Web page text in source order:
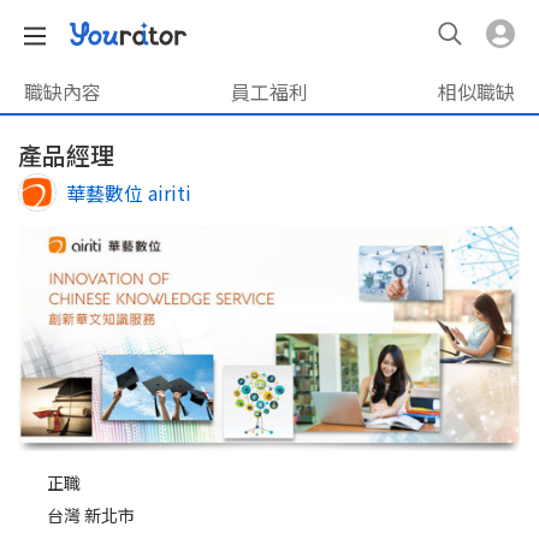
職缺內容 員工福利 相似職缺
產品經理
華藝數位 airiti
正職
台灣 新北市